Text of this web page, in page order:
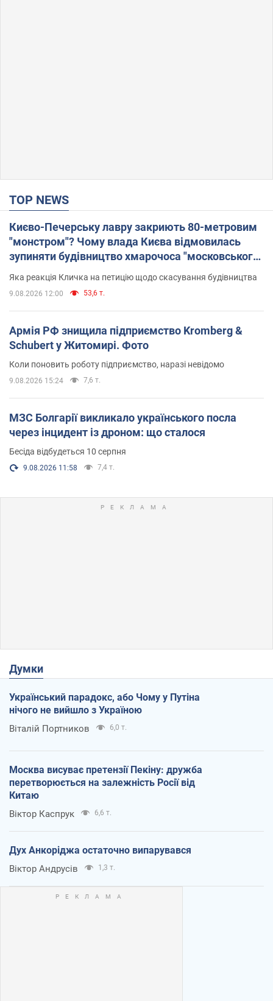
TOP NEWS
Києво-Печерську лавру закриють 80-метровим
"монстром"? Чому влада Києва відмовилась
зупиняти будівництво хмарочоса "московського
вірянина"
Яка реакція Кличка на петицію щодо скасування будівництва
9.08.2026 12:00 53,6 т.
Армія РФ знищила підприємство Kromberg &
Schubert у Житомирі. Фото
Коли поновить роботу підприємство, наразі невідомо
9.08.2026 15:24 7,6 т.
МЗС Болгарії викликало українського посла
через інцидент із дроном: що сталося
Бесіда відбудеться 10 серпня
9.08.2026 11:58 7,4 т.
Думки
Український парадокс, або Чому у Путіна
нічого не вийшло з Україною
Віталій Портников 6,0 т.
Москва висуває претензії Пекіну: дружба
перетворюється на залежність Росії від
Китаю
Віктор Каспрук 6,6 т.
Дух Анкоріджа остаточно випарувався
Віктор Андрусів 1,3 т.